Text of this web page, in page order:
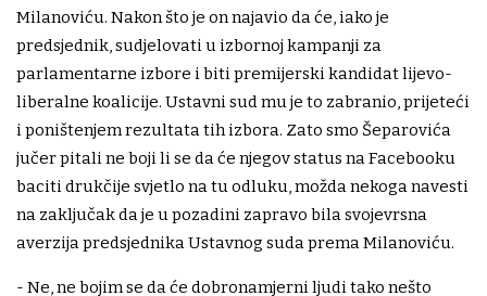
Milanoviću. Nakon što je on najavio da će, iako je
predsjednik, sudjelovati u izbornoj kampanji za
parlamentarne izbore i biti premijerski kandidat lijevo-
liberalne koalicije. Ustavni sud mu je to zabranio, prijeteći
i poništenjem rezultata tih izbora. Zato smo Šeparovića
jučer pitali ne boji li se da će njegov status na Facebooku
baciti drukčije svjetlo na tu odluku, možda nekoga navesti
na zaključak da je u pozadini zapravo bila svojevrsna
averzija predsjednika Ustavnog suda prema Milanoviću.
- Ne, ne bojim se da će dobronamjerni ljudi tako nešto